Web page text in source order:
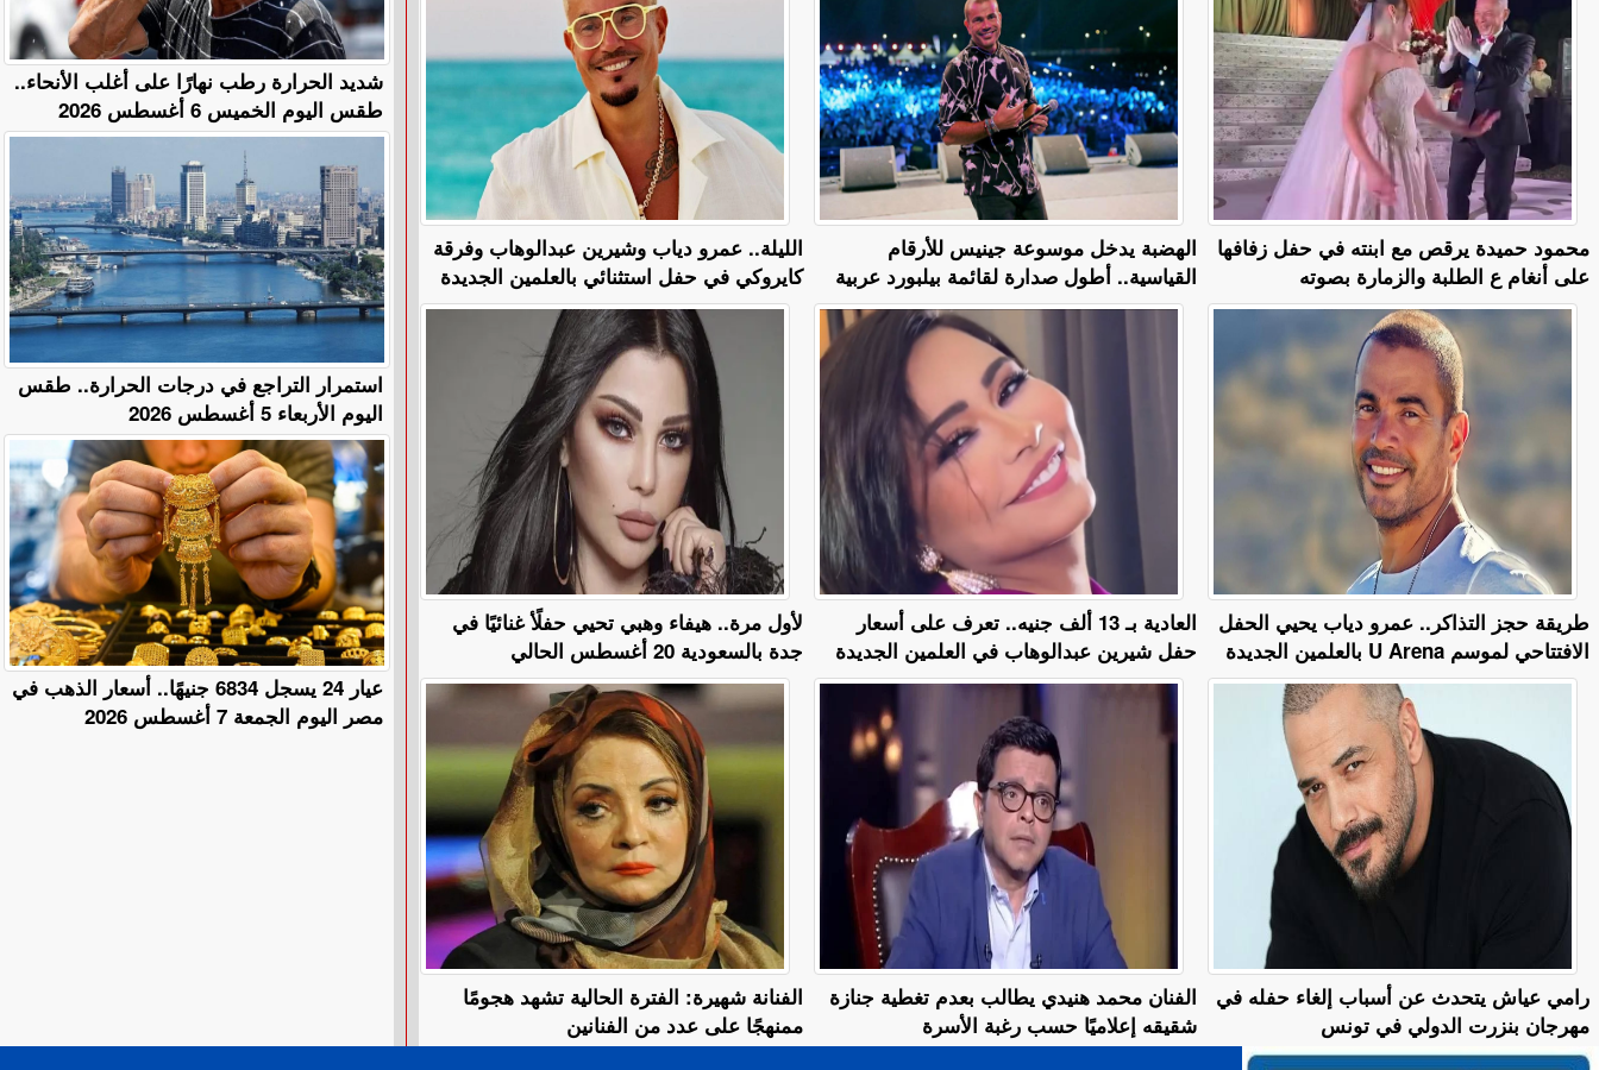
الليلة.. عمرو دياب وشيرين عبدالوهاب وفرقة
كايروكي في حفل استثنائي بالعلمين الجديدة
الهضبة يدخل موسوعة جينيس للأرقام
القياسية.. أطول صدارة لقائمة بيلبورد عربية
محمود حميدة يرقص مع ابنته في حفل زفافها
على أنغام ع الطلبة والزمارة بصوته
لأول مرة.. هيفاء وهبي تحيي حفلًأ غنائيًا في
جدة بالسعودية 20 أغسطس الحالي
العادية بـ 13 ألف جنيه.. تعرف على أسعار
حفل شيرين عبدالوهاب في العلمين الجديدة
طريقة حجز التذاكر.. عمرو دياب يحيي الحفل
الافتتاحي لموسم U Arena بالعلمين الجديدة
الفنانة شهيرة: الفترة الحالية تشهد هجومًا
ممنهجًا على عدد من الفنانين
الفنان محمد هنيدي يطالب بعدم تغطية جنازة
شقيقه إعلاميًا حسب رغبة الأسرة
رامي عياش يتحدث عن أسباب إلغاء حفله في
مهرجان بنزرت الدولي في تونس
​شديد الحرارة رطب نهارًا على أغلب الأنحاء..
طقس اليوم الخميس 6 أغسطس 2026
استمرار التراجع في درجات الحرارة.. طقس
اليوم الأربعاء 5 أغسطس 2026
عيار 24 يسجل 6834 جنيهًا.. أسعار الذهب في
مصر اليوم الجمعة 7 أغسطس 2026